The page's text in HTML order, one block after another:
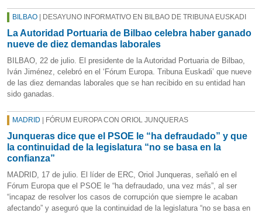
BILBAO | DESAYUNO INFORMATIVO EN BILBAO DE TRIBUNA EUSKADI
La Autoridad Portuaria de Bilbao celebra haber ganado
nueve de diez demandas laborales
BILBAO, 22 de julio. El presidente de la Autoridad Portuaria de Bilbao,
Iván Jiménez, celebró en el ‘Fórum Europa. Tribuna Euskadi’ que nueve
de las diez demandas laborales que se han recibido en su entidad han
sido ganadas.
MADRID | FÓRUM EUROPA CON ORIOL JUNQUERAS
Junqueras dice que el PSOE le “ha defraudado” y que
la continuidad de la legislatura “no se basa en la
confianza”
MADRID, 17 de julio. El líder de ERC, Oriol Junqueras, señaló en el
Fórum Europa que el PSOE le “ha defraudado, una vez más”, al ser
“incapaz de resolver los casos de corrupción que siempre le acaban
afectando” y aseguró que la continuidad de la legislatura “no se basa en